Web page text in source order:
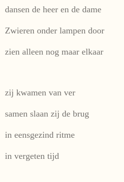
dansen de heer en de dame
Zwieren onder lampen door
zien alleen nog maar elkaar
zij kwamen van ver
samen slaan zij de brug
in eensgezind ritme
in vergeten tijd